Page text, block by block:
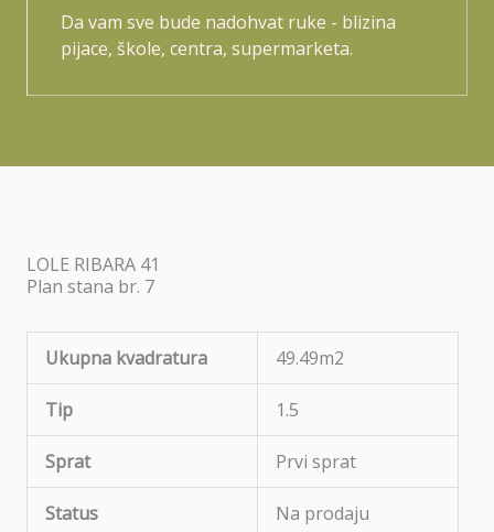
Da vam sve bude nadohvat ruke - blizina
pijace, škole, centra, supermarketa.
LOLE RIBARA 41
Plan stana br. 7
Ukupna kvadratura 49.49m2
Tip 1.5
Sprat Prvi sprat
Status Na prodaju